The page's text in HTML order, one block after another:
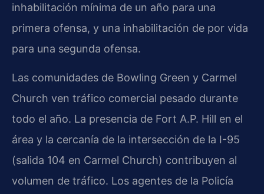
inhabilitación mínima de un año para una
primera ofensa, y una inhabilitación de por vida
para una segunda ofensa.
Las comunidades de Bowling Green y Carmel
Church ven tráfico comercial pesado durante
todo el año. La presencia de Fort A.P. Hill en el
área y la cercanía de la intersección de la I-95
(salida 104 en Carmel Church) contribuyen al
volumen de tráfico. Los agentes de la Policía